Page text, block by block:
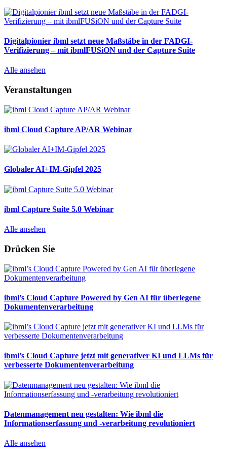
Digitalpionier ibml setzt neue Maßstäbe in der FADGI-
Verifizierung – mit ibmlFUSiON und der Capture Suite
Alle ansehen
Veranstaltungen
ibml Cloud Capture AP/AR Webinar
Globaler AI+IM-Gipfel 2025
ibml Capture Suite 5.0 Webinar
Alle ansehen
Drücken Sie
ibml’s Cloud Capture Powered by Gen AI für überlegene
Dokumentenverarbeitung
ibml’s Cloud Capture jetzt mit generativer KI und LLMs für
verbesserte Dokumentenverarbeitung
Datenmanagement neu gestalten: Wie ibml die
Informationserfassung und -verarbeitung revolutioniert
Alle ansehen